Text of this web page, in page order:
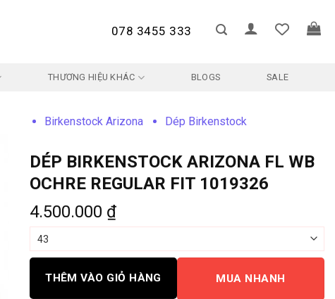
078 3455 333
THƯƠNG HIỆU KHÁC BLOGS
SALE
Birkenstock Arizona Dép Birkenstock
DÉP BIRKENSTOCK ARIZONA FL WB
OCHRE REGULAR FIT 1019326
4.500.000 ₫
THÊM VÀO GIỎ HÀNG MUA NHANH